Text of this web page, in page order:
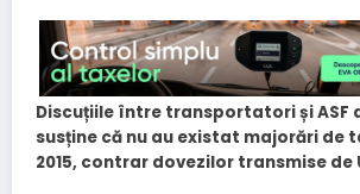
Discuțiile între transportatori și ASF
susține că nu au existat majorări de
2015, contrar dovezilor transmise de